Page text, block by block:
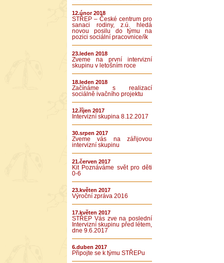
12.únor 2018
STŘEP – České centrum pro
sanaci rodiny, z.ú. hledá
novou posilu do týmu na
pozici sociální pracovnice/ík
23.leden 2018
Zveme na první intervizní
skupinu v letošním roce
18.leden 2018
Začínáme s realizací
sociálně ivačního projektu
12.říjen 2017
Intervizní skupina 8.12.2017
30.srpen 2017
Zveme vás na zářijovou
intervizní skupinu
21.červen 2017
Kit Poznáváme svět pro děti
0-6
23.květen 2017
Výroční zpráva 2016
17.květen 2017
STŘEP Vás zve na poslední
Intervizní skupinu před létem,
dne 9.6.2017
6.duben 2017
Připojte se k týmu STŘEPu